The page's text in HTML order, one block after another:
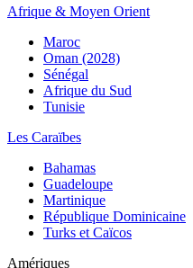
Afrique & Moyen Orient
Maroc
Oman (2028)
Sénégal
Afrique du Sud
Tunisie
Les Caraïbes
Bahamas
Guadeloupe
Martinique
République Dominicaine
Turks et Caïcos
Amériques